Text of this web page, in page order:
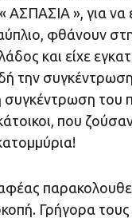
ΑΣΠΑΣΙΑ », για να
φθάνουν
και είχε
την
συγκέντρωση
που
Γρήγορα τους